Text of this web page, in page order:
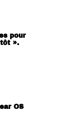
pour
tôt ».
OS